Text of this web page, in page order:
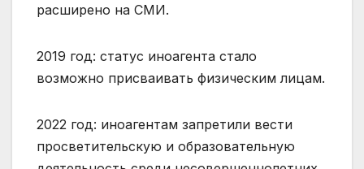
расширено на СМИ.
2019 год: статус иноагента стало
возможно присваивать физическим лицам.
2022 год: иноагентам запретили вести
просветительскую и образовательную